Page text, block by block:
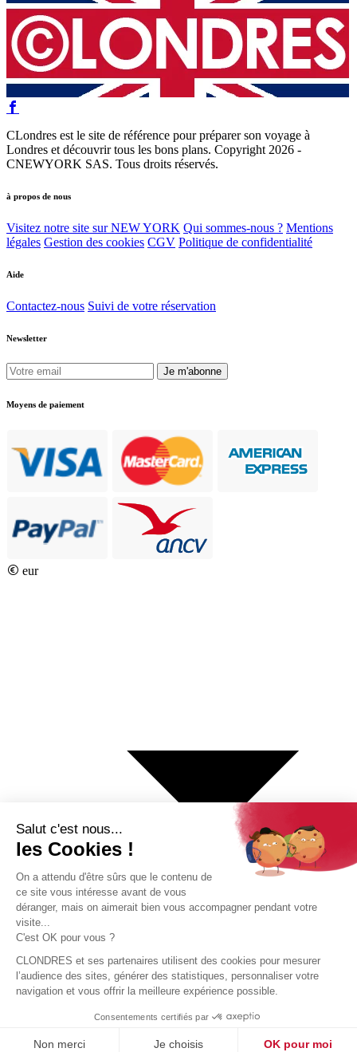
CLondres est le site de référence pour préparer son voyage à
Londres et découvrir tous les bons plans. Copyright 2026 -
CNEWYORK SAS. Tous droits réservés.
à propos de nous
Visitez notre site sur NEW YORK Qui sommes-nous ? Mentions
légales Gestion des cookies CGV Politique de confidentialité
Aide
Contactez-nous Suivi de votre réservation
Newsletter
Je m'abonne
Moyens de paiement
eur
€ Euro
$ Dollar US
$ Dollar Canadien
₣ Franc Suisse
£ Livre sterling